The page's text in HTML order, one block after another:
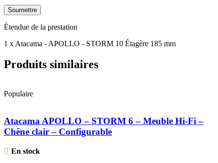
Étendue de la prestation
1 x Atacama - APOLLO - STORM 10 Étagère 185 mm
Produits similaires
Populaire
Atacama APOLLO – STORM 6 – Meuble Hi-Fi –
Chêne clair – Configurable
En stock